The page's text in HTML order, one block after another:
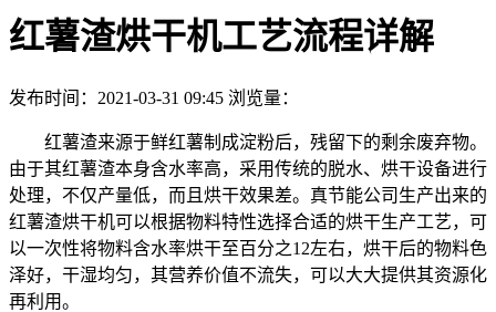
红薯渣烘干机工艺流程详解
发布时间：2021-03-31 09:45 浏览量：
红薯渣来源于鲜红薯制成淀粉后，残留下的剩余废弃物。
由于其红薯渣本身含水率高，采用传统的脱水、烘干设备进行
处理，不仅产量低，而且烘干效果差。真节能公司生产出来的
红薯渣烘干机可以根据物料特性选择合适的烘干生产工艺，可
以一次性将物料含水率烘干至百分之12左右，烘干后的物料色
泽好，干湿均匀，其营养价值不流失，可以大大提供其资源化
再利用。